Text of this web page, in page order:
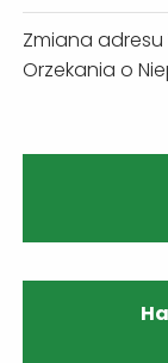
Zmiana adresu
Orzekania o